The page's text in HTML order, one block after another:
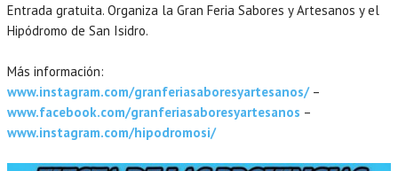
Entrada gratuita. Organiza la Gran Feria Sabores y Artesanos y el
Hipódromo de San Isidro.
Más información:
www.instagram.com/granferiasaboresyartesanos/–
www.facebook.com/granferiasaboresyartesanos –
www.instagram.com/hipodromosi/